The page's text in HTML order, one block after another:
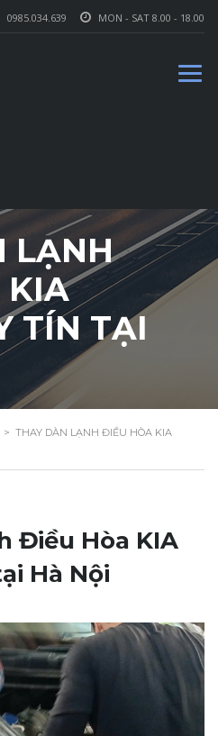
MON - SAT 8.00 - 18.00
0985.034.639
LẠNH
KIA
TÍN TẠI
> THAY DÀN LẠNH ĐIỀU HÒA KIA
Điều Hòa KIA
Hà Nội